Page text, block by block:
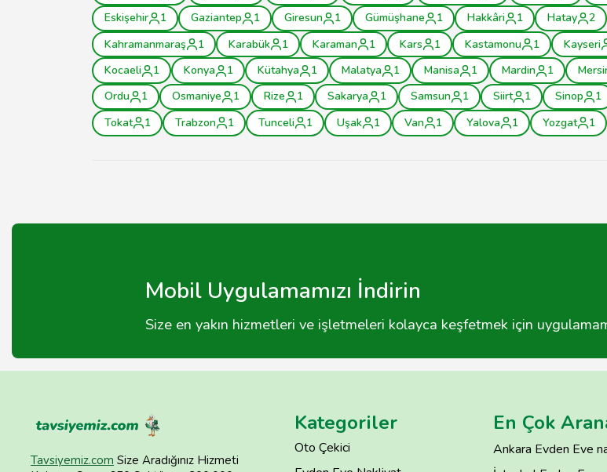
Eskişehir
1 Gaziantep 1 Giresun 1 Gümüşhane 1 Hakkâri 1 Hatay 2
Kahramanmaraş
1 Karabük 1 Karaman 1 Kars 1 Kastamonu 1 Kayseri
Kocaeli
1 Konya 1 Kütahya 1 Malatya 1 Manisa 1 Mardin 1
Ordu
1 Osmaniye 1 Rize 1 Sakarya 1 Samsun 1 Siirt 1 Sinop 1
Tokat
1 Trabzon 1 Tunceli 1 Uşak 1 Van 1 Yalova 1 Yozgat 1
Mobil Uygulamamızı İndirin
Size en yakın hizmetleri ve işletmeleri kolayca keşfetmek için
Tavsiyemiz.com Size Aradığınız Hizmeti
Kategoriler
Oto Çekici
En Çok
Ankara Evden Eve